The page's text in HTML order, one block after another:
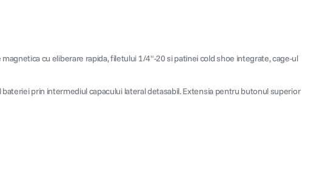
cu eliberare rapida, filetului 1/4"-20 si patinei cold shoe integrate, cage-ul
prin intermediul capacului lateral detasabil. Extensia pentru butonul superior